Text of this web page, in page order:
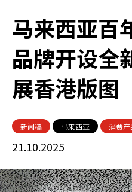
马来西亚百
品牌开设全
展香港版图
新闻稿 马来西亚 消费产
21.10.2025